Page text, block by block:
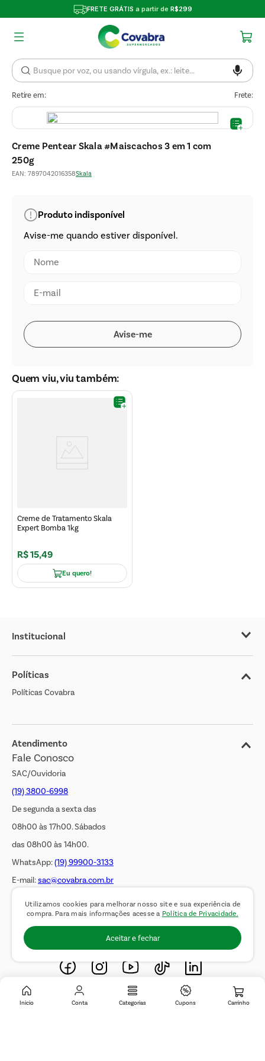
Utilizamos cookies para melhorar nosso site e sua experiência de
compra. Para mais informações acesse a Política de Privacidade.
Aceitar e fechar
FRETE GRÁTIS a partir de R$299
Retire em: Frete:
Inicio Conta Categorias Cupons
Creme Pentear Skala #Maiscachos 3 em 1 com
250g
EAN: 7897042016358Skala
Quem viu, viu também:
Creme de Tratamento Skala
Expert Bomba 1kg
R$15,49
Eu quero!
Institucional
Sobre o Covabra
Nossas Lojas
Cliente Bem Estar
Jornal de Ofertas
Transparência Salarial
Políticas
Políticas Covabra
Atendimento
Fale Conosco
SAC/Ouvidoria
(19) 3800-6998
De segunda a sexta das
08h00 às 17h00. Sábados
das 08h00 às 14h00.
WhatsApp:(19) 99900-3133
E-mail:sac@covabra.com.br
Outros Contatos
Negócios Imobiliários
Novos Fornecedores